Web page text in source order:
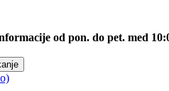
od pon. do pet. med